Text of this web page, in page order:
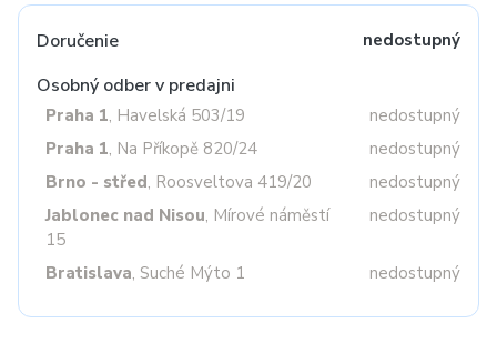
Doručenie nedostupný
Osobný odber v predajni
Praha 1, Havelská 503/19
nedostupný
Praha 1, Na Příkopě 820/24
nedostupný
Brno - střed, Roosveltova 419/20
nedostupný
Jablonec nad Nisou, Mírové náměstí
15
nedostupný
Bratislava, Suché Mýto 1 nedostupný